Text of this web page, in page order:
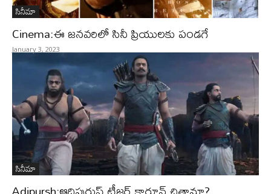
సినీమా
Cinema:ఈ జనవరిలో సినీ ప్రియుల‌కు పండ‌గే
January 3, 2023
సినీమా